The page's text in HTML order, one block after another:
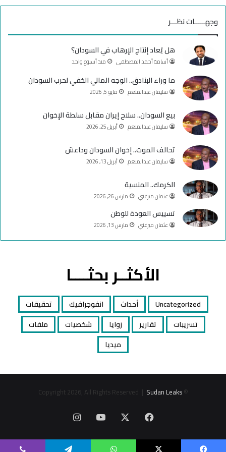
ب
و
ك
u
T
u
b
e
ت
ق
م
وجهـــــات نظـــر
هل يُعاد إنتاج الإرهاب في السودان؟
أسامة أحمد المصطفى منذ أسبوع واحد
ما وراء البنادق.. الوجه المالي الخفي لحرب السودان
سليمان عبدالمنعم مايو 5, 2026
بيع السودان.. سلاح إيران مقابل سلطة الإخوان
سليمان عبدالمنعم أبريل 25, 2026
تحالف الموت.. إخوان السودان وداعش
سليمان عبدالمنعم أبريل 13, 2026
الكرمك.. المنسية
عثمان ميرغني مارس 26, 2026
تسييس العودة للوطن
عثمان ميرغني مارس 13, 2026
الأكثــر بحثــــا
Uncategorized أحداث انفوجرافيك
تحقيقات
تسريبات
تقارير زوايا شخصيات
ملفات
ميديا
© Copyright 2026, All Rights Reserved |
Sudan Leaks
فيسبوك ‫YouTube